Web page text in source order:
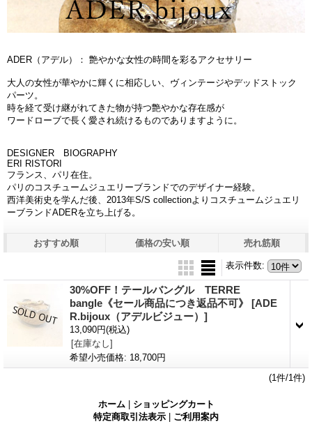
ADER（アデル）： 艶やかな女性の時間を彩るアクセサリー
大人の女性が華やかに輝くに相応しい、ヴィンテージやデッドストック
パーツ。
時を経て受け継がれてきた物が持つ艶やかな存在感が
ワードローブで長く愛され続けるものでありますように。
DESIGNER BIOGRAPHY
ERI RISTORI
フランス、パリ在住。
パリのコスチュームジュエリーブランドでのデザイナー経験。
西洋美術史を学んだ後、2013年S/S collectionよりコスチュームジュエリ
ーブランドADERを立ち上げる。
おすすめ順 価格の安い順 売れ筋順
表示件数:
30%OFF！テールバングル TERRE
bangle《セール商品につき返品不可》 [ADE
R.bijoux（アデルビジュー）]
13,090円(税込)
[在庫なし]
希望小売価格: 18,700円
(1件/1件)
ホーム
ショッピングカート
特定商取引法表示
ご利用案内